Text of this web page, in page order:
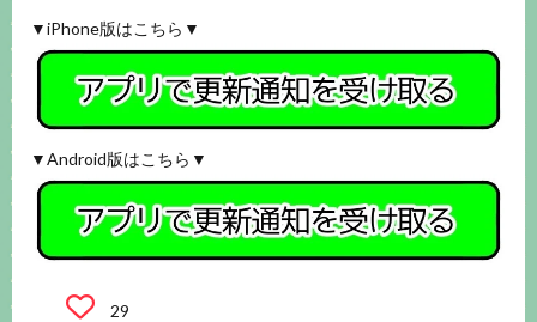
▼iPhone版はこちら▼
▼Android版はこちら▼
29